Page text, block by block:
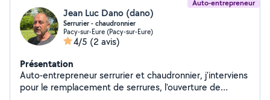
Auto-entrepreneur
Jean Luc Dano (dano)
Serrurier - chaudronnier
Pacy-sur-Eure (Pacy-sur-Eure)
4/5 (2 avis)
Présentation
Auto-entrepreneur serrurier et chaudronnier, j'interviens
pour le remplacement de serrures, l'ouverture de